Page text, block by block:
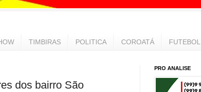
TIMBIRAS POLITICA COROATÁ FUTEBOL
dos bairro São
PRO ANALISE